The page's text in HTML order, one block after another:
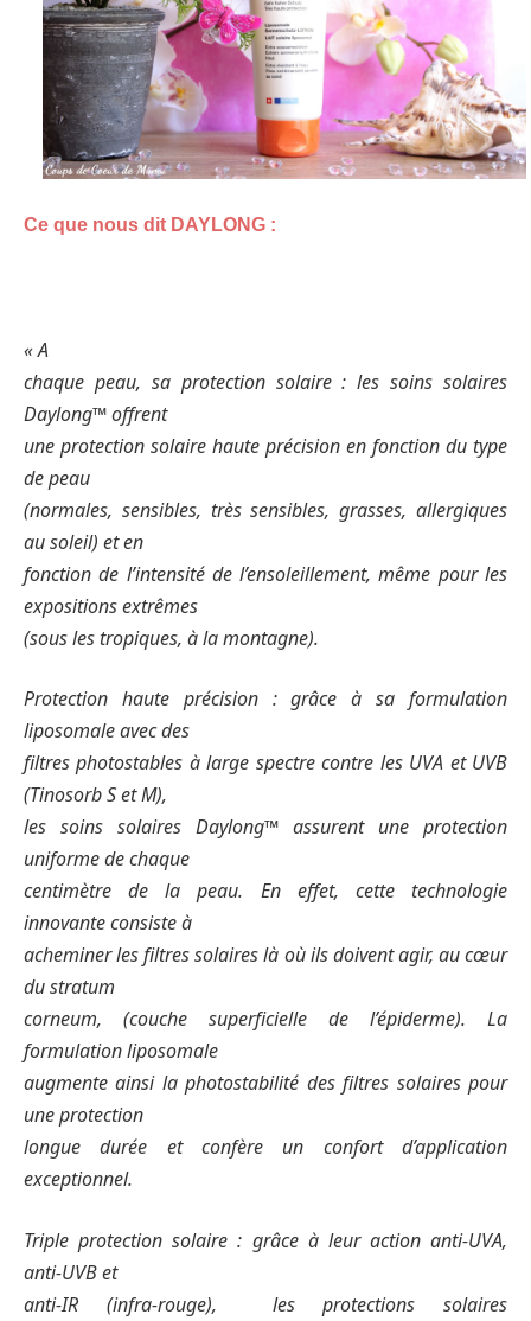
Ce que nous dit DAYLONG :
« A
chaque peau, sa protection solaire : les soins solaires
Daylong™ offrent
une protection solaire haute précision en fonction du type
de peau
(normales, sensibles, très sensibles, grasses, allergiques
au soleil) et en
fonction de l’intensité de l’ensoleillement, même pour les
expositions extrêmes
(sous les tropiques, à la montagne).
Protection haute précision : grâce à sa formulation
liposomale avec des
filtres photostables à large spectre contre les UVA et UVB
(Tinosorb S et M),
les soins solaires Daylong™ assurent une protection
uniforme de chaque
centimètre de la peau. En effet, cette technologie
innovante consiste à
acheminer les filtres solaires là où ils doivent agir, au cœur
du stratum
corneum, (couche superficielle de l’épiderme). La
formulation liposomale
augmente ainsi la photostabilité des filtres solaires pour
une protection
longue durée et confère un confort d’application
exceptionnel.
Triple protection solaire : grâce à leur action anti-UVA,
anti-UVB et
anti-IR (infra-rouge), les protections solaires